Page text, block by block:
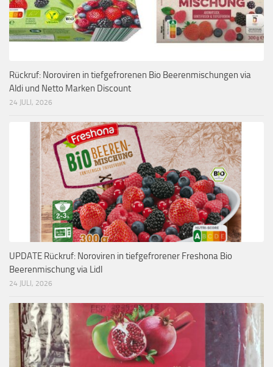
Rückruf: Noroviren in tiefgefrorenen Bio Beerenmischungen via
Aldi und Netto Marken Discount
24 JULI, 2026
UPDATE Rückruf: Noroviren in tiefgefrorener Freshona Bio
Beerenmischung via Lidl
24 JULI, 2026